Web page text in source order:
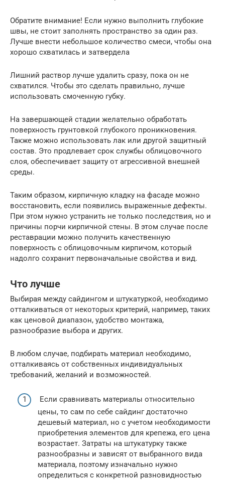
Обратите внимание! Если нужно выполнить глубокие
швы, не стоит заполнять пространство за один раз.
Лучше внести небольшое количество смеси, чтобы она
хорошо схватилась и затвердела
Лишний раствор лучше удалить сразу, пока он не
схватился. Чтобы это сделать правильно, лучше
использовать смоченную губку.
На завершающей стадии желательно обработать
поверхность грунтовкой глубокого проникновения.
Также можно использовать лак или другой защитный
состав. Это продлевает срок службы облицовочного
слоя, обеспечивает защиту от агрессивной внешней
среды.
Таким образом, кирпичную кладку на фасаде можно
восстановить, если появились выраженные дефекты.
При этом нужно устранить не только последствия, но и
причины порчи кирпичной стены. В этом случае после
реставрации можно получить качественную
поверхность с облицовочным кирпичом, который
надолго сохранит первоначальные свойства и вид.
Что лучше
Выбирая между сайдингом и штукатуркой, необходимо
отталкиваться от некоторых критерий, например, таких
как ценовой диапазон, удобство монтажа,
разнообразие выбора и других.
В любом случае, подбирать материал необходимо,
отталкиваясь от собственных индивидуальных
требований, желаний и возможностей.
Если сравнивать материалы относительно
цены, то сам по себе сайдинг достаточно
дешевый материал, но с учетом необходимости
приобретения элементов для крепежа, его цена
возрастает. Затраты на штукатурку также
разнообразны и зависят от выбранного вида
материала, поэтому изначально нужно
определиться с конкретной разновидностью